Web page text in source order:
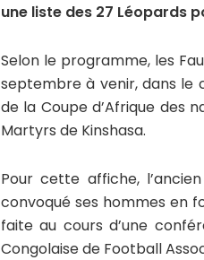
une liste des 27 Léopards
Selon le programme, les
septembre à venir, dans le
de la Coupe d’Afrique des
Martyrs de Kinshasa.
Pour cette affiche,
convoqué ses hommes en
faite au cours d’une
Congolaise de Football